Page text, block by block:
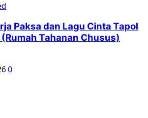
Paksa dan Lagu Cinta Tapol
Tahanan Chusus)
0